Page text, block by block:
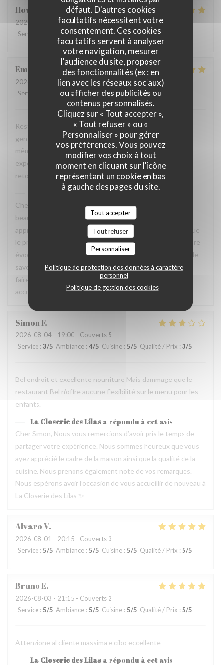
défaut. D'autres cookies
facultatifs nécessitent votre
consentement. Ces cookies
facultatifs servent à analyser
votre navigation, mesurer
l'audience du site, proposer
des fonctionnalités (ex : en
lien avec les réseaux sociaux)
ou afficher des publicités ou
contenus personnalisés.
Cliquez sur « Tout accepter »,
« Tout refuser » ou «
Personnaliser » pour gérer
vos préférences. Vous pouvez
modifier vos choix à tout
moment en cliquant sur l'icône
représentant un cookie en bas
à gauche des pages du site.
Tout accepter
Tout refuser
Personnaliser
Politique de protection des données à caractère
personnel
Politique de gestion des cookies
Howard
2026-07-31
- 20:15 - Couverts 4
Service
Ambiance: 5/5 Cuisine:5 /5 Qualité / Prix
Emanuele
2026-07-31
- 20:30 - Couverts 2
Service
Ambiance:5/5 Cuisine: 5 /5 Qualité / Prix
Restaurant tres agreable, personnel avec expertise, tres
gentil et amable avec esprit! Cuisine simple et raffiné au
même temps, avec goût. Location charmante, pour un
experience que merece de retourner plusieur fois. Je
retournerai
La Closerie des Lilas a répondu à cet avis
Cher Emanuele, Nous recevons vos compliments avec
beaucoup de plaisir. Nous sommes ravis que vous ayez
apprécié le charme des lieux, la qualité de la cuisine ainsi que
le professionnalisme et la gentillesse de notre équipe. Votre
évocation d’une cuisine à la fois simple, raffinée et pleine de
saveurs reflète parfaitement l’esprit que nous souhaitons
faire vivre à nos hôtes. Nous aurons grand plaisir à vous
accueillir de nouveau à La Closerie des Lilas ✨
SimonF
2026-08-04 - 19:00 - Couverts 5
Service : 3/5 Ambiance : 4/5 Cuisine : 5/5 Qualité / Prix : 3/5
Bel endroit et excellente nourriture Mais dommage que le
restaurant Bel n’offre aucune flexibilité sur le menu pour les
enfants.
La Closerie des Lilas a répondu à cet avis
Cher Simon, Nous vous remercions d’avoir pris le temps de
partager votre expérience. Nous sommes heureux que vous
ayez apprécié le cadre de la maison ainsi que la qualité de la
cuisine. Nous prenons également note de vos remarques.
Nous espérons avoir l’occasion de vous accueillir de nouveau à
La Closerie des Lilas ✨
AlvaroV
2026-08-01 - 20:15 - Couverts 3
Service : 5/5 Ambiance : 5/5 Cuisine : 5/5 Qualité / Prix : 5/5
BrunoE
2026-08-03 - 21:15 - Couverts 2
Service : 5/5 Ambiance : 5/5 Cuisine : 5/5 Qualité / Prix : 5/5
Attenzione al cliente massima e cibo eccellente
La Closerie des Lilas a répondu à cet avis